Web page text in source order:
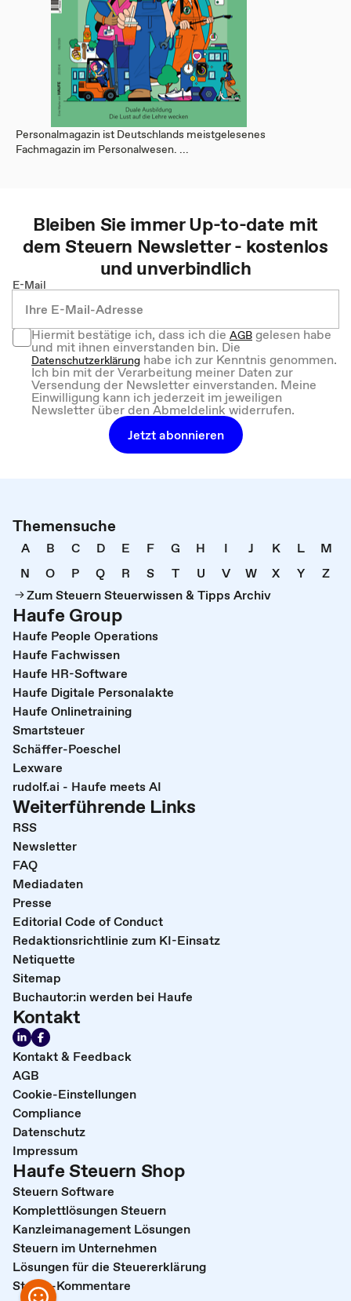
Personalmagazin ist Deutschlands meistgelesenes
Fachmagazin im Personalwesen. ...
Bleiben Sie immer Up-to-date mit
demSteuern Newsletter - kostenlos
und unverbindlich
E-Mail
Hiermit bestätige ich, dass ich dieAGBgelesen habe
und mit ihnen einverstanden bin. Die
Datenschutzerklärung habe ich zur Kenntnis genommen.
Ich bin mit der Verarbeitung meiner Daten zur
Versendung der Newsletter einverstanden. Meine
Einwilligung kann ich jederzeit im jeweiligen
Newsletter über den Abmeldelink widerrufen.
Jetzt abonnieren
Themensuche
A B C D E F G H I J K L
M
N
O P Q R S T U V W X Y
Z
Zum Steuern Steuerwissen & Tipps Archiv
Haufe Group
Haufe People Operations
Haufe Fachwissen
Haufe HR-Software
Haufe Digitale Personalakte
Haufe Onlinetraining
Smartsteuer
Schäffer-Poeschel
Lexware
rudolf.ai - Haufe meets AI
Weiterführende Links
RSS
Newsletter
FAQ
Mediadaten
Presse
Editorial Code of Conduct
Redaktionsrichtlinie zum KI-Einsatz
Netiquette
Sitemap
Buchautor:in werden bei Haufe
Kontakt
Kontakt & Feedback
AGB
Cookie-Einstellungen
Compliance
Datenschutz
Impressum
Haufe Steuern Shop
Steuern Software
Komplettlösungen Steuern
Kanzleimanagement Lösungen
Steuern im Unternehmen
Lösungen für die Steuererklärung
Steuer-Kommentare